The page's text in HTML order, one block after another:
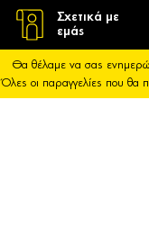
Σχετικά με
εμάς
Θα θέλαμε να σας
Όλες οι παραγγελίες που